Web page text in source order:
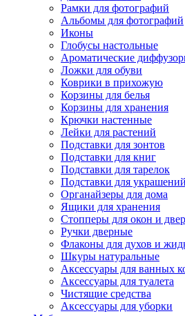
Рамки для фотографий
Альбомы для фотографий
Иконы
Глобусы настольные
Ароматические
Ложки для обуви
Коврики в прихожую
Корзины для белья
Корзины для хранения
Крючки настенные
Лейки для растений
Подставки для зонтов
Подставки для книг
Подставки для тарелок
Подставки для украшений
Органайзеры для дома
Ящики для хранения
Стопперы для окон и
Ручки дверные
Флаконы для духов и
Шкуры натуральные
Аксессуары для ванных
Аксессуары для туалета
Чистящие средства
Аксессуары для уборки